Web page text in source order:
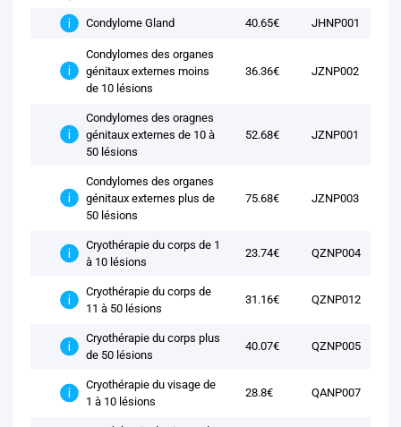
Condylome Gland 40.65€ JHNP001
Condylomes des organes
génitaux externes moins
de 10 lésions
36.36€ JZNP002
Condylomes des oragnes
génitaux externes de 10 à
50 lésions
52.68€ JZNP001
Condylomes des organes
génitaux externes plus de
50 lésions
75.68€ JZNP003
Cryothérapie du corps de 1
à 10 lésions
23.74€ QZNP004
Cryothérapie du corps de
11 à 50 lésions
31.16€ QZNP012
Cryothérapie du corps plus
de 50 lésions
40.07€ QZNP005
Cryothérapie du visage de
1 à 10 lésions
28.8€ QANP007